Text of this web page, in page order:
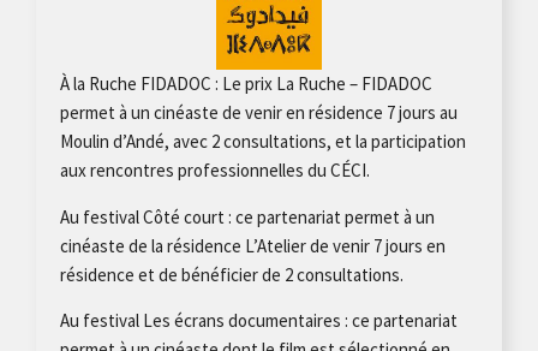
À la Ruche FIDADOC : Le prix La Ruche – FIDADOC
permet à un cinéaste de venir en résidence 7 jours au
Moulin d’Andé, avec 2 consultations, et la participation
aux rencontres professionnelles du CÉCI.
Au festival Côté court : ce partenariat permet à un
cinéaste de la résidence L’Atelier de venir 7 jours en
résidence et de bénéficier de 2 consultations.
Au festival Les écrans documentaires : ce partenariat